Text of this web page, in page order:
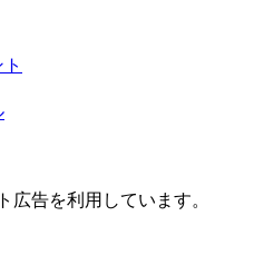
告を利用しています。